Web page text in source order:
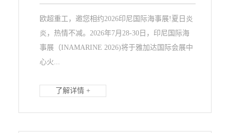
欧超重工，邀您相约2026印尼国际海事展!夏日炎
炎，热情不减。2026年7月28-30日，印尼国际海
事展（INAMARINE 2026)将于雅加达国际会展中
心火...
了解详情 +